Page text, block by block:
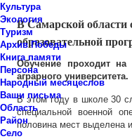
В Самарской области
образовательной
Обучение проходит на
аграрного университета.
В этом году в школе 30
специальной военной
половина мест выделена
Культура
Экология
Туризм
Архив Победы
Книга памяти
Персона
Народный месяцеслов
Ваши письма
Область
Район
Село